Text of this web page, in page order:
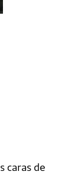
caras de